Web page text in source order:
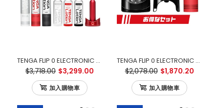
TENGA FLIP 0 ELECTRONIC VIBROTATION & WARMER 極端奢華 終極套裝
$3,718.00 $3,299.00
加入購物車
TENGA FLIP 0 ELECTRONIC VIBROTATION 優惠套裝
$2,078.00 $1,870.20
加入購物車